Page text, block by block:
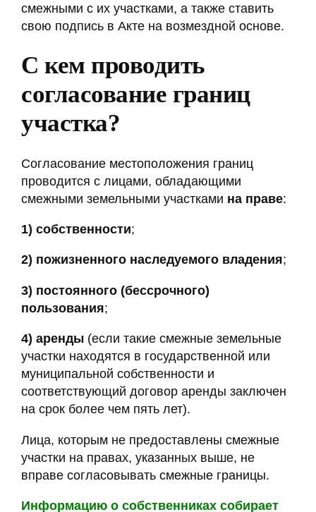
смежными с их участками, а также ставить
свою подпись в Акте на возмездной основе.
С кем проводить
согласование границ
участка?
Согласование местоположения границ
проводится с лицами, обладающими
смежными земельными участками на праве:
1) собственности;
2) пожизненного наследуемого владения;
3) постоянного (бессрочного)
пользования;
4) аренды (если такие смежные земельные
участки находятся в государственной или
муниципальной собственности и
соответствующий договор аренды заключен
на срок более чем пять лет).
Лица, которым не предоставлены смежные
участки на правах, указанных выше, не
вправе согласовывать смежные границы.
Информацию о собственниках собирает